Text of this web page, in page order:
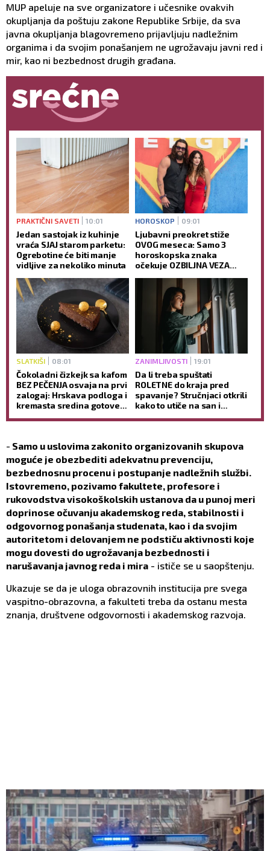
MUP apeluje na sve organizatore i učesnike ovakvih
okupljanja da poštuju zakone Republike Srbije, da sva
javna okupljanja blagovremeno prijavljuju nadležnim
organima i da svojim ponašanjem ne ugrožavaju javni red i
mir, kao ni bezbednost drugih građana.
PRAKTIČNI SAVETI 10:01
Jedan sastojak iz kuhinje
vraća SJAJ starom parketu:
Ogrebotine će biti manje
vidljive za nekoliko minuta
HOROSKOP 09:01
Ljubavni preokret stiže
OVOG meseca: Samo 3
horoskopska znaka
očekuje OZBILJNA VEZA
SLATKIŠI 08:01
Čokoladni čizkejk sa kafom
BEZ PEČENJA osvaja na prvi
zalogaj: Hrskava podloga i
kremasta sredina gotove
ZANIMLJIVOSTI 19:01
Da li treba spuštati
ROLETNE do kraja pred
spavanje? Stručnjaci otkrili
kako to utiče na san i
- Samo u uslovima zakonito organizovanih skupova
moguće je obezbediti adekvatnu prevenciju,
bezbednosnu procenu i postupanje nadležnih službi.
Istovremeno, pozivamo fakultete, profesore i
rukovodstva visokoškolskih ustanova da u punoj meri
doprinose očuvanju akademskog reda, stabilnosti i
odgovornog ponašanja studenata, kao i da svojim
autoritetom i delovanjem ne podstiču aktivnosti koje
mogu dovesti do ugrožavanja bezbednosti i
narušavanja javnog reda i mira - ističe se u saopštenju.
Ukazuje se da je uloga obrazovnih institucija pre svega
vaspitno-obrazovna, a fakulteti treba da ostanu mesta
znanja, društvene odgovornosti i akademskog razvoja.